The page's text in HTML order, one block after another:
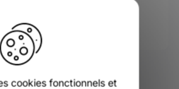
cookies fonctionnels et